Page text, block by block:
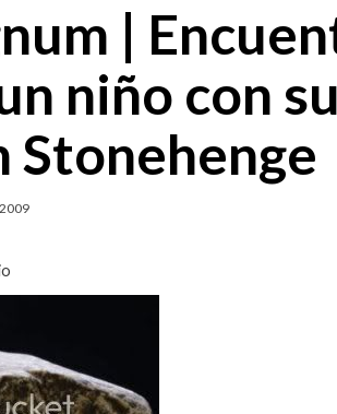
|
niño con
Stonehenge